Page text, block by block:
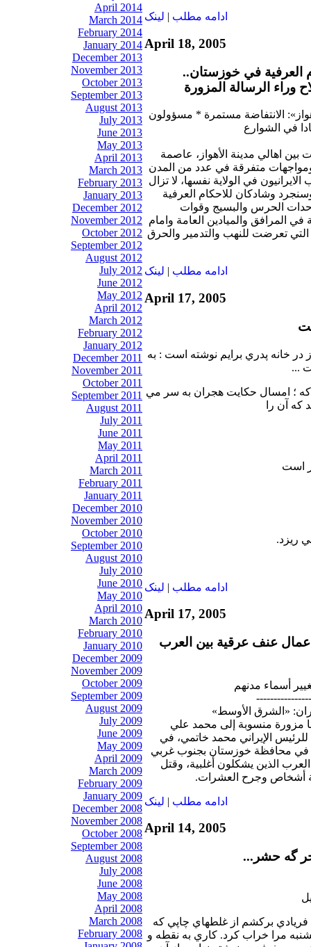
April 2014
March 2014
February 2014
January 2014
December 2013
November 2013
October 2013
September 2013
August 2013
July 2013
June 2013
May 2013
April 2013
March 2013
February 2013
January 2013
December 2012
November 2012
October 2012
September 2012
August 2012
July 2012
June 2012
May 2012
April 2012
March 2012
February 2012
January 2012
December 2011
November 2011
October 2011
September 2011
August 2011
July 2011
June 2011
May 2011
April 2011
March 2011
February 2011
January 2011
December 2010
November 2010
October 2010
September 2010
August 2010
July 2010
June 2010
May 2010
April 2010
March 2010
February 2010
January 2010
December 2009
November 2009
October 2009
September 2009
August 2009
July 2009
June 2009
May 2009
April 2009
March 2009
February 2009
January 2009
December 2008
November 2008
October 2008
September 2008
August 2008
July 2008
June 2008
May 2008
April 2008
March 2008
February 2008
ادامه مطلب | لينک
April 18, 2005
العرفية في خوزستان..
وراء الرسالة المزورة
الانتفاضة مستمرة * مسؤولون
في الشوارع
بين اهالي مدينة الأهواز، عاصمة
ومواجهات متفرقة في عدد من المدن
في الولاية نفسها، لا تزال
وشادكان للاحكام العرفية
الحرس والبسيج وقوات
المرافق والميادين العامة وامام
التي تعرضت للنهب والتدمير والحرق
ادامه مطلب | لينک
April 17, 2005
در خانه پدري برايم نوشته است : به
...
كه ؛ امسال حكايت هجران به سر مي
آن را
است
ريزد.
ادامه مطلب | لينک
April 17, 2005
عنف عرقية بين العرب
أسماء مدنهم
«الشرق الأوسط»
مزورة منسوبة إلى محمد علي
الإيراني محمد خاتمي، في
في محافظة خوزستان بجنوب غربي
الذين يشكلون أغلبية، وقتل
أشخاص وجرح العشرات.
ادامه مطلب | لينک
April 14, 2005
گه حشر...
فريادي بركشم از غلطهاي چاپي كه
مرا خراب كرد. كاري به نقطه و